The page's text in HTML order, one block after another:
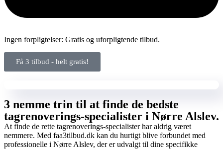
Ingen forpligtelser: Gratis og uforpligtende tilbud.
Få 3 tilbud - helt gratis!
3 nemme trin til at finde de bedste
tagrenoverings-specialister i Nørre Alslev.
At finde de rette tagrenoverings-specialister har aldrig været
nemmere. Med faa3tilbud.dk kan du hurtigt blive forbundet med
professionelle i Nørre Alslev, der er udvalgt til dine specifikke